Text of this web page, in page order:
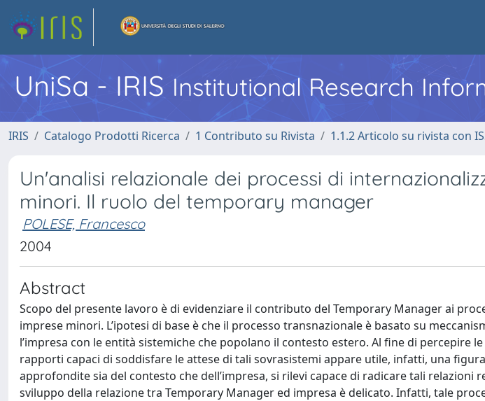
UniSa - IRIS Institutional Research
IRIS Catalogo Prodotti Ricerca 1 Contributo su Rivista 1.1.2 Articolo su rivista con
Un'analisi relazionale dei processi di
minori. Il ruolo del temporary manager
POLESE, Francesco
2004
Abstract
Scopo del presente lavoro è di evidenziare il contributo del Temporary Manager ai
imprese minori. L’ipotesi di base è che il processo transnazionale è basato su
l’impresa con le entità sistemiche che popolano il contesto estero. Al fine di percepire
rapporti capaci di soddisfare le attese di tali sovrasistemi appare utile, infatti, una
approfondite sia del contesto che dell’impresa, si rilevi capace di radicare tali relazioni
sviluppo della relazione tra Temporary Manager ed impresa è delicato. Infatti, tale